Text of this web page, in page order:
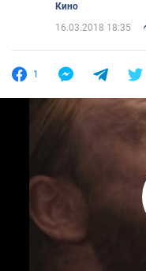
Кино
16.03.2018 18:35
1